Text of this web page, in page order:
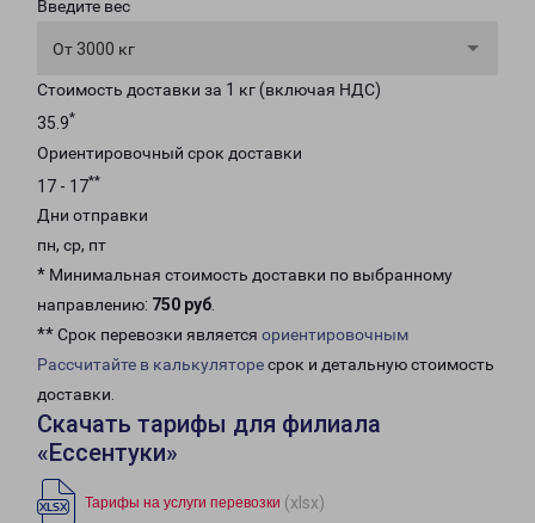
Введите вес
От 3000 кг
Стоимость доставки за 1 кг (включая НДС)
35.9*
Ориентировочный срок доставки
17 - 17**
Дни отправки
пн, ср, пт
* Минимальная стоимость доставки по выбранному
направлению: 750 руб.
** Срок перевозки является ориентировочным
Рассчитайте в калькуляторесрок и детальную стоимость
доставки.
Скачать тарифы для филиала
«Ессентуки»
Тарифы на услуги перевозки (xlsx)